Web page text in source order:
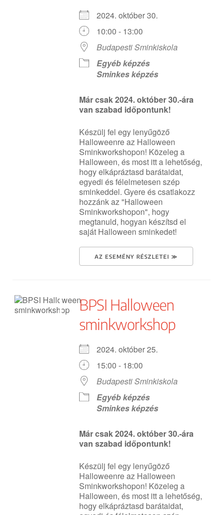
2024. október 30.
10:00 - 13:00
Budapesti Sminkiskola
Egyéb képzés
Sminkes képzés
Már csak 2024. október 30.-ára
van szabad időpontunk!
Készülj fel egy lenyűgöző
Halloweenre az Halloween
Sminkworkshopon! Közeleg a
Halloween, és most itt a lehetőség,
hogy elkápráztasd barátaidat,
egyedi és félelmetesen szép
sminkeddel. Gyere és csatlakozz
hozzánk az "Halloween
Sminkworkshopon", hogy
megtanuld, hogyan készítsd el
saját Halloween sminkedet!
AZ ESEMÉNY RÉSZLETEI ≫
BPSI Halloween
sminkworkshop
2024. október 25.
15:00 - 18:00
Budapesti Sminkiskola
Egyéb képzés
Sminkes képzés
Már csak 2024. október 30.-ára
van szabad időpontunk!
Készülj fel egy lenyűgöző
Halloweenre az Halloween
Sminkworkshopon! Közeleg a
Halloween, és most itt a lehetőség,
hogy elkápráztasd barátaidat,